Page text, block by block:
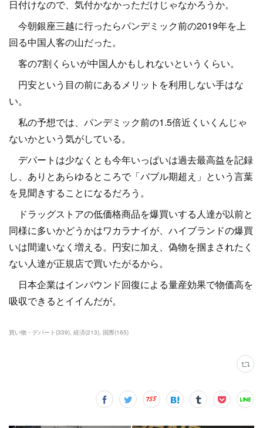
日付けなので、気付かなかっただけじゃなかろうか。
今朝銀座三越に行ったらパンデミック前の2019年を上
回る中国人客の山だった。
客の7割くらいが中国人かもしれないというくらい。
円安という目の前にあるメリットを利用しない手はな
い。
私の予想では、パンデミック前の1.5倍近くいくんじゃ
ないかという気がしている。
デパートは少なくとも今年いっぱいは過去最高益を記録
し、ありとあらゆるところで「バブル期超え」という言葉
を見聞きすることになるだろう。
ドラッグストアの低価格商品を爆買いする人達が以前と
同様に多いかどうかはワカラナイが、ハイブランドの爆買
いは間違いなく増える。円安に加え、偽物を掴まされたく
ない人達が正規店で買いたがるから。
日本企業はインバウンド回復による量産効果で物価高を
吸収できるとイイんだが。
買い物・デパート(339) 経済(213) 国際(165)